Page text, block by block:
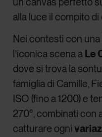
alla luce il compito
Nei contesti con una
l’iconica scena a Le
dove si trova la
famiglia di Camille,
ISO (fino a 1200) e
270°, combinati con
catturare ogni